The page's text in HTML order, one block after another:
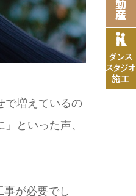
で増えているの
といった声、
が必要でし